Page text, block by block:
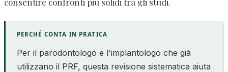
PERCHÉ CONTA IN PRATICA
Per il parodontologo e l'implantologo che già
utilizzano il PRF, questa revisione sistematica aiuta